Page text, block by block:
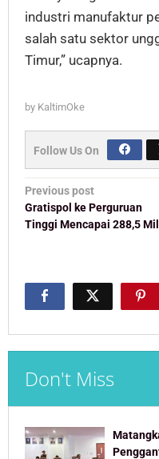
industri manufaktur
salah satu sektor
Timur,” ucapnya.
by KaltimOke
Follow Us On
Post
navigation
Previous post
Gratispol ke Perguruan
Tinggi Mencapai 288,5
Don't Miss